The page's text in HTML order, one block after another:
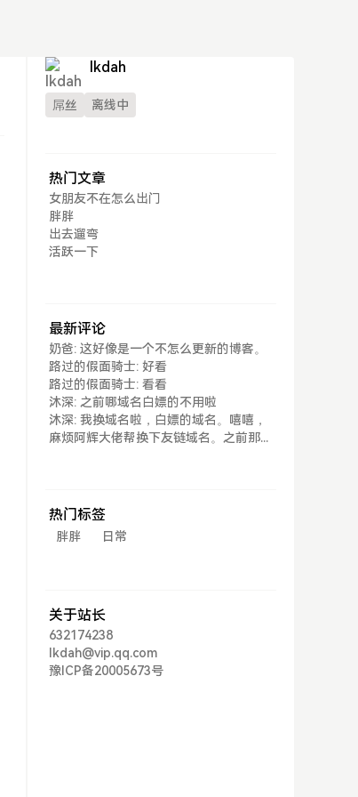
lkdah
屌丝 离线中
热门文章
女朋友不在怎么出门
胖胖
出去遛弯
活跃一下
最新评论
奶爸: 这好像是一个不怎么更新的博客。
路过的假面骑士: 好看
路过的假面骑士: 看看
沐深: 之前哪域名白嫖的不用啦
沐深: 我换域名啦，白嫖的域名。嘻嘻，
麻烦阿辉大佬帮换下友链域名。之前那...
热门标签
胖胖 日常
关于站长
632174238
lkdah@vip.qq.com
豫ICP备20005673号